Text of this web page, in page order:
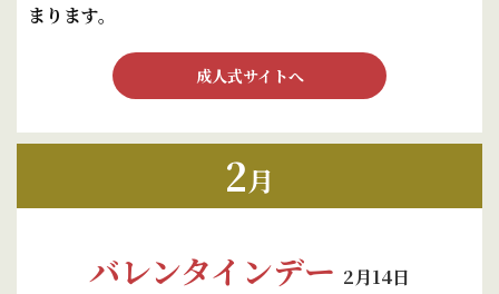
まります。
成人式サイトへ
2月
バレンタインデー 2月14日